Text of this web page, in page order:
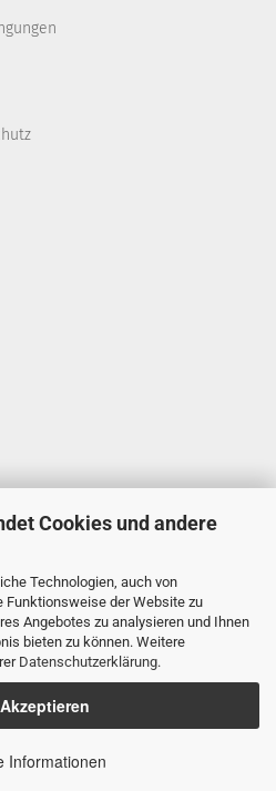
Cookies und andere
Technologien, auch von
Funktionsweise der Website zu
Angebotes zu analysieren und Ihnen
bieten zu können. Weitere
Datenschutzerklärung.
Informationen